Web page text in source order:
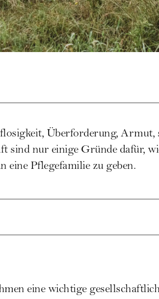
Überforderung, Armut,
sind nur einige Gründe dafür,
eine Pflegefamilie zu geben.
eine wichtige